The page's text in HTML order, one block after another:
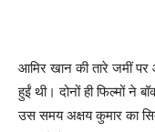
आमिर खान की तारे जमीं
हुईं थी। दोनों ही फिल्‍मों ने
उस समय अक्षय कुमार का